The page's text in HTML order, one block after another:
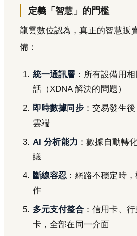
定義「智慧」的門檻
龍雲數位認為，真正的智慧販
備：
統一通訊層 ：所有設備用
話（XDNA 解決的問題）
即時數據同步：交易發生後
雲端
AI 分析能力 ：數據自動轉
議
斷線容忍 ：網路不穩定時
作
多元支付整合：信用卡、
卡，全部在同一介面